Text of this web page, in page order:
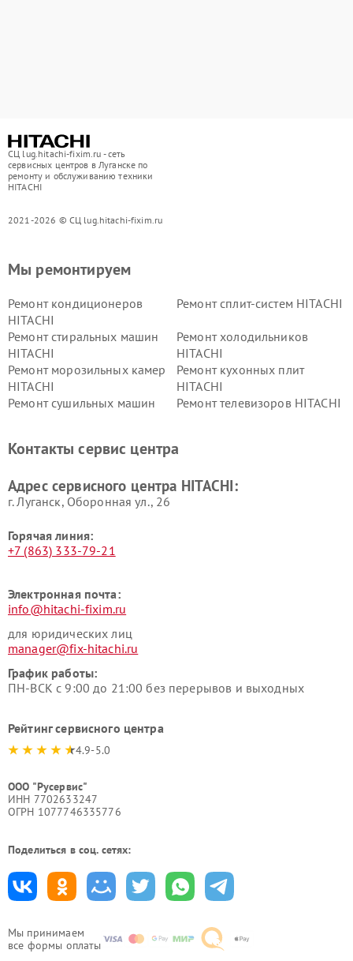
СЦ lug.hitachi-fixim.ru - сеть
сервисных центров в Луганске по
ремонту и обслуживанию техники
HITACHI
2021-2026 © СЦ lug.hitachi-fixim.ru
Мы принимаем
все формы оплаты
Мы ремонтируем
Ремонт кондиционеров
HITACHI
Ремонт сплит-систем HITACHI
Ремонт стиральных машин
HITACHI
Ремонт холодильников
HITACHI
Ремонт морозильных камер
HITACHI
Ремонт кухонных плит
HITACHI
Ремонт сушильных машин
Ремонт телевизоров HITACHI
данных HITACHI
HITACHI
HITACHI
HITACHI
Контакты сервис центра
Адрес сервисного центра HITACHI:
г. Луганск, Оборонная ул., 26
Горячая линия:
+7 (863) 333-79-21
Электронная почта:
info@hitachi-fixim.ru
для юридических лиц
manager@fix-hitachi.ru
График работы:
ПН-ВСК с 9:00 до 21:00 без перерывов и выходных
Рейтинг сервисного центра
4.9-5.0
ООО "Русервис"
ИНН 7702633247
ОГРН 1077746335776
Поделиться в соц. сетях: